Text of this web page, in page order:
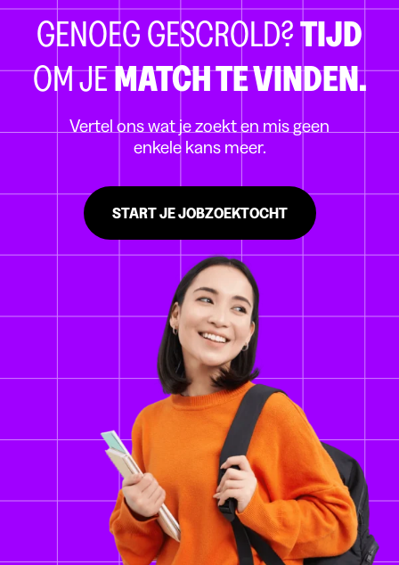
GENOEG GESCROLD?TIJD
OM JEMATCH TE VINDEN.
Vertel ons wat je zoekt en mis geen
enkele kans meer.
START JE JOBZOEKTOCHT